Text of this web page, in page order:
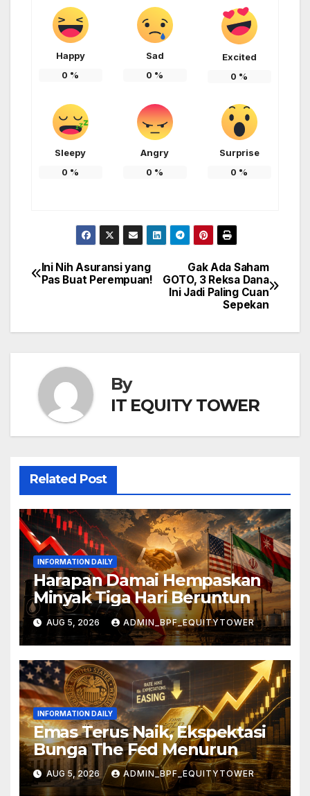
Happy
0 %
Sad
0 %
Excited
0 %
Sleepy
0 %
Angry
0 %
Surprise
0 %
Post
Gak Ada Saham
GOTO, 3 Reksa Dana
Ini Jadi Paling Cuan
Sepekan
Ini Nih Asuransi yang
Pas Buat Perempuan!
By
IT EQUITY TOWER
Related Post
INFORMATION DAILY
Harapan Damai Hempaskan
Minyak Tiga Hari Beruntun
AUG 5, 2026 ADMIN_BPF_EQUITYTOWER
INFORMATION DAILY
Emas Terus Naik, Ekspektasi
Bunga The Fed Menurun
AUG 5, 2026 ADMIN_BPF_EQUITYTOWER